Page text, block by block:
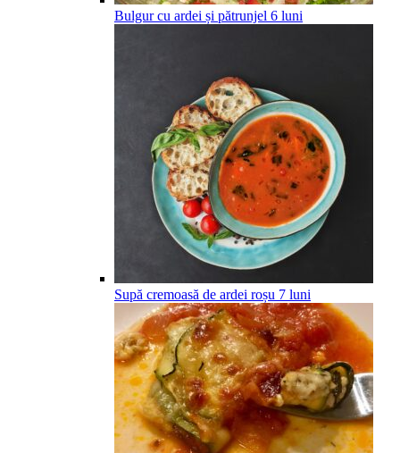
Bulgur cu ardei și pătrunjel 6 luni
Supă cremoasă de ardei roșu 7 luni